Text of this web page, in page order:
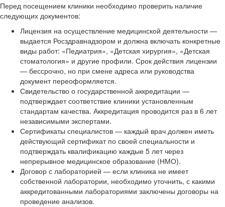
Перед посещением клиники необходимо проверить наличие
следующих документов:
Лицензия на осуществление медицинской деятельности —
выдается Росздравнадзором и должна включать конкретные
виды работ: «Педиатрия», «Детская хирургия», «Детская
стоматология» и другие профили. Срок действия лицензии
— бессрочно, но при смене адреса или руководства
документ переоформляется.
Свидетельство о государственной аккредитации —
подтверждает соответствие клиники установленным
стандартам качества. Аккредитация проводится раз в 6 лет
независимыми экспертами.
Сертификаты специалистов — каждый врач должен иметь
действующий сертификат по своей специальности и
подтверждать квалификацию каждые 5 лет через
непрерывное медицинское образование (НМО).
Договор с лабораторией — если клиника не имеет
собственной лаборатории, необходимо уточнить, с какими
аккредитованными лабораториями заключены договоры на
проведение анализов.